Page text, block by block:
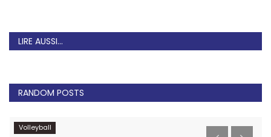
LIRE AUSSI...
RANDOM POSTS
Volleyball